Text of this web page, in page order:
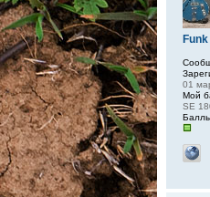
01
Мой
SE